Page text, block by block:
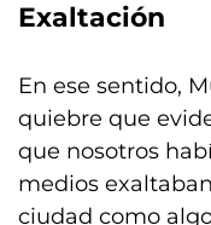
Exaltación
En ese sentido,
quiebre que
que nosotros
medios
ciudad como